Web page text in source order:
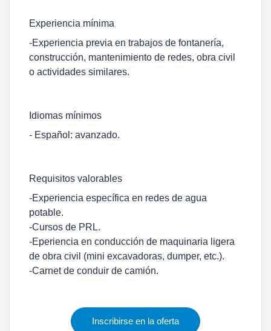
Experiencia mínima
-Experiencia previa en trabajos de fontanería,
construcción, mantenimiento de redes, obra civil
o actividades similares.
Idiomas mínimos
- Español: avanzado.
Requisitos valorables
-Experiencia específica en redes de agua
potable.
-Cursos de PRL.
-Eperiencia en conducción de maquinaria ligera
de obra civil (mini excavadoras, dumper, etc.).
-Carnet de conduir de camión.
Inscribirse en la oferta